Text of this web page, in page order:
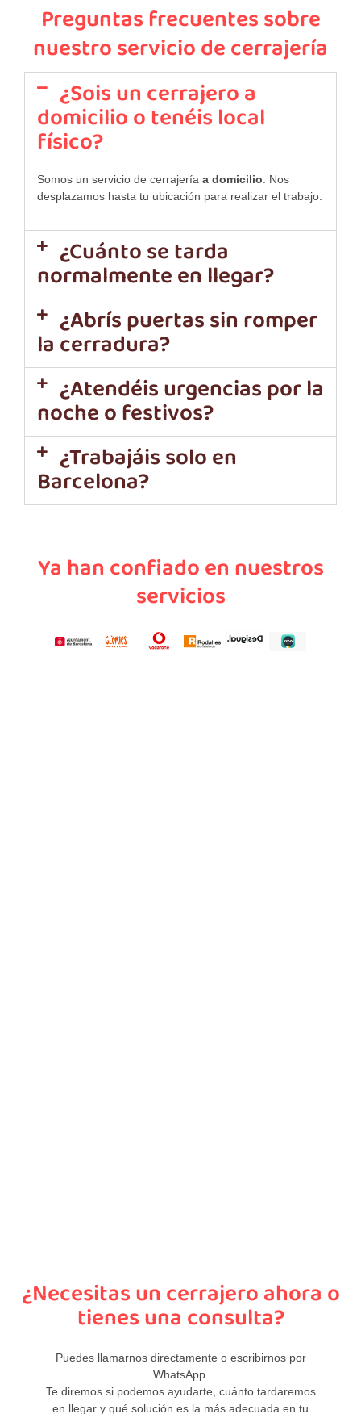
Preguntas frecuentes sobre
nuestro servicio de cerrajería
¿Sois un cerrajero a
domicilio o tenéis local
físico?
Somos un servicio de cerrajería a domicilio . Nos
desplazamos hasta tu ubicación para realizar el trabajo.
¿Cuánto se tarda
normalmente en llegar?
¿Abrís puertas sin romper
la cerradura?
¿Atendéis urgencias por la
noche o festivos?
¿Trabajáis solo en
Barcelona?
Ya han confiado en nuestros
servicios
¿Necesitas un cerrajero ahora o
tienes una consulta?
Puedes llamarnos directamente o escribirnos por
WhatsApp.
Te diremos si podemos ayudarte, cuánto tardaremos
en llegar y qué solución es la más adecuada en tu